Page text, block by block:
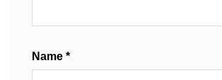
Name *